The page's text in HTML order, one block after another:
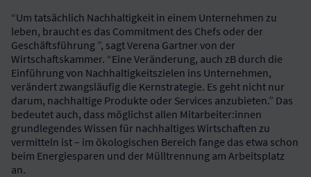
“Um tatsächlich Nachhaltigkeit in einem Unternehmen zu
leben, braucht es das Commitment des Chefs oder der
Geschäftsführung ”, sagt Verena Gartner von der
Wirtschaftskammer. “Eine Veränderung, auch zB durch die
Einführung von Nachhaltigkeitszielen ins Unternehmen,
verändert zwangsläufig die Kernstrategie. Es geht nicht nur
darum, nachhaltige Produkte oder Services anzubieten.” Das
bedeutet auch, dass möglichst allen Mitarbeiter:innen
grundlegendes Wissen für nachhaltiges Wirtschaften zu
vermitteln ist – im ökologischen Bereich fange das etwa schon
beim Energiesparen und der Mülltrennung am Arbeitsplatz
an.